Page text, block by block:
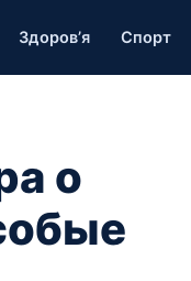
Здоров’я Спорт
о